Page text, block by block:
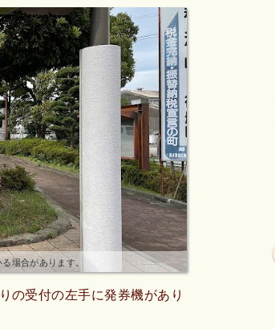
場合があります。
の受付の左手に発券機があり